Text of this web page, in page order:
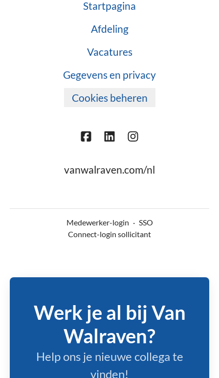
Startpagina
Afdeling
Vacatures
Gegevens en privacy
Cookies beheren
vanwalraven.com/nl
Medewerker-login · SSO
Connect-login sollicitant
Werk je al bij Van
Walraven?
Help ons je nieuwe collega te
vinden!